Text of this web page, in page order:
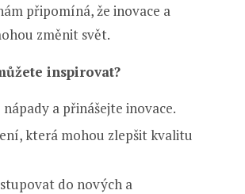
připomíná, že inovace a
změnit svět.
inspirovat?
a přinášejte inovace.
která mohou zlepšit kvalitu
do nových a